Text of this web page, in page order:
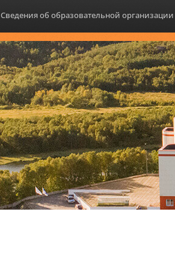
Сведения об образовательной организации